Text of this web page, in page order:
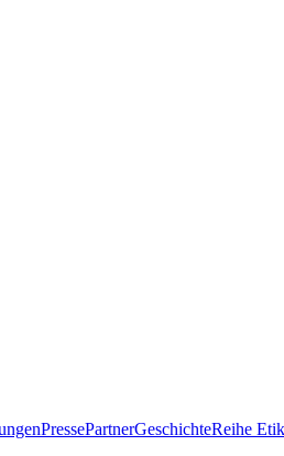
PressePartnerGeschichteReihe